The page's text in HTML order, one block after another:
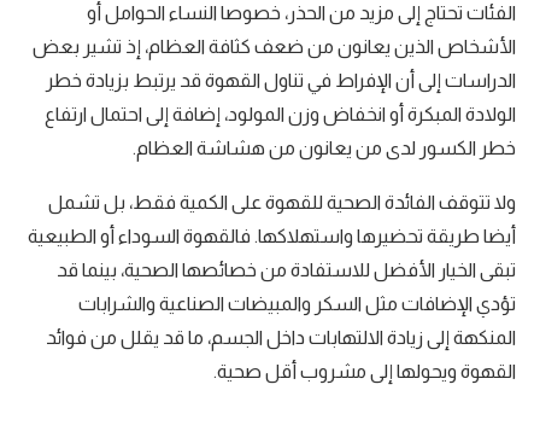
الفئات تحتاج إلى مزيد من الحذر، خصوصا النساء الحوامل أو
الأشخاص الذين يعانون من ضعف كثافة العظام، إذ تشير بعض
الدراسات إلى أن الإفراط في تناول القهوة قد يرتبط بزيادة خطر
الولادة المبكرة أو انخفاض وزن المولود، إضافة إلى احتمال ارتفاع
خطر الكسور لدى من يعانون من هشاشة العظام.
ولا تتوقف الفائدة الصحية للقهوة على الكمية فقط، بل تشمل
أيضا طريقة تحضيرها واستهلاكها. فالقهوة السوداء أو الطبيعية
تبقى الخيار الأفضل للاستفادة من خصائصها الصحية، بينما قد
تؤدي الإضافات مثل السكر والمبيضات الصناعية والشرابات
المنكهة إلى زيادة الالتهابات داخل الجسم، ما قد يقلل من فوائد
القهوة ويحولها إلى مشروب أقل صحية.